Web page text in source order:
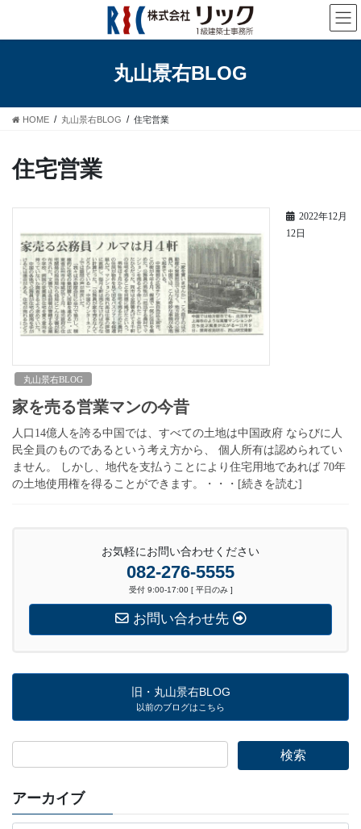
テ
ス
ゲ
ン
丸山景右BLOG
HOME 丸山景右BLOG 住宅営業
住宅営業
2022年12月
12日
丸山景右BLOG
家を売る営業マンの今昔
人口14億人を誇る中国では、すべての土地は中国政府 ならびに人
民全員のものであるという考え方から、 個人所有は認められてい
ません。 しかし、地代を支払うことにより住宅用地であれば 70年
の土地使用権を得ることができます。・・・[続きを読む]
お気軽にお問い合わせください
082-276-5555
受付 9:00-17:00 [ 平日のみ ]
お問い合わせ先
旧・丸山景右BLOG
以前のブログはこちら
アーカイブ
ア